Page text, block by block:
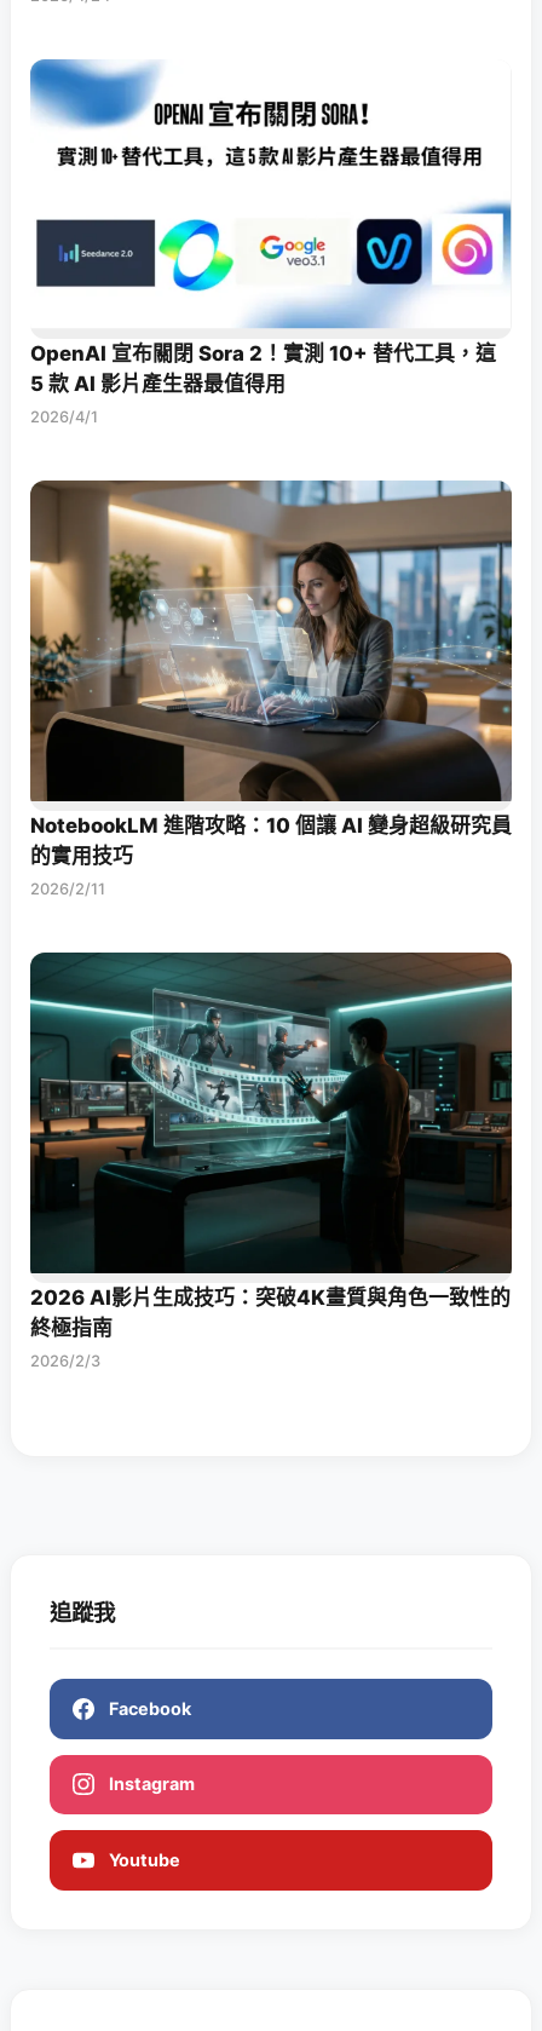
OpenAI 宣布關閉 Sora 2！實測 10+ 替代工具，這
5 款 AI 影片產生器最值得用
2026/4/1
NotebookLM 進階攻略：10 個讓 AI 變身超級研究員
的實用技巧
2026/2/11
2026 AI影片生成技巧：突破4K畫質與角色一致性的
終極指南
2026/2/3
追蹤我
Facebook
Instagram
Youtube